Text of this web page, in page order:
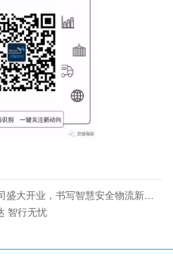
大开业，书写智慧安全物流新篇章
智行无忧